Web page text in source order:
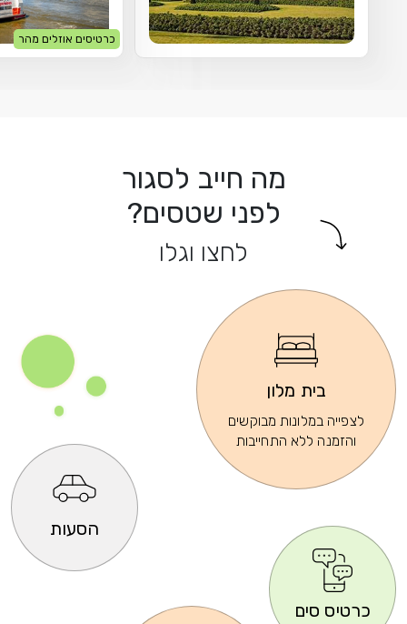
כרטיסים אוזלים מהר
מה חייב לסגור
לפני שטסים?
לחצו וגלו
הסעות
בית מלון
לצפייה במלונות מבוקשים
והזמנה ללא התחייבות
כרטיס סים